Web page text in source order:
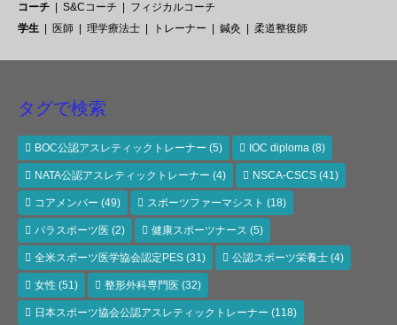
コーチ
S&Cコーチ
フィジカルコーチ
学生
医師 理学療法士 トレーナー 鍼灸 柔道整復師
タグで検索
BOC公認アスレティックトレーナー (5) IOC diploma (8)
NATA公認アスレティックトレーナー (4) NSCA-CSCS (41)
コアメンバー (49) スポーツファーマシスト (18)
パラスポーツ医 (2) 健康スポーツナース (5)
全米スポーツ医学協会認定PES (31) 公認スポーツ栄養士 (4)
女性 (51) 整形外科専門医 (32)
日本スポーツ協会公認アスレティックトレーナー (118)